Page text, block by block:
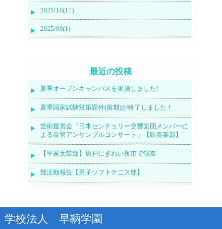
2025/10(11)
2025/09(1)
最近の投稿
夏季オープンキャンパスを実施しました!
夏季国家試験対策課外(前期)が終了しました！
芸術鑑賞会「日本センチュリー交響楽団メンバーに
よる金管アンサンブルコンサート」【吹奏楽部】
【平家太鼓部】唐戸にぎわい夜市で演奏
部活動報告【男子ソフトテニス部】
学校法人 早鞆学園